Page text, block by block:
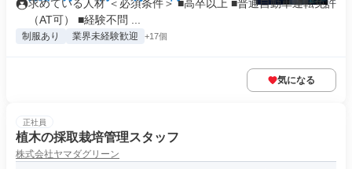
求めている人材 ＜必須条件＞ ■高卒以上 ■普通自動車運転免許
（AT可） ■経験不問 ...
制服あり 業界未経験歓迎 +17個
気になる
正社員
植木の採取栽培管理スタッフ
株式会社ヤマダグリーン